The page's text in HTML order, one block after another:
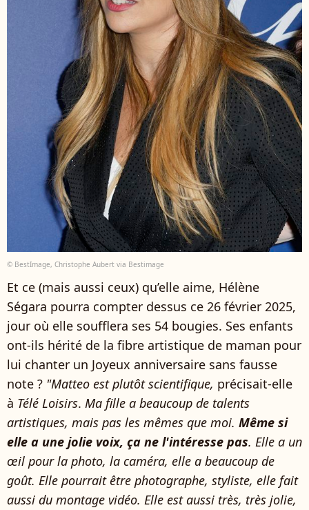
© BestImage, Christophe Aubert via Bestimage
Et ce (mais aussi ceux) qu’elle aime, Hélène
Ségara pourra compter dessus ce 26 février 2025,
jour où elle soufflera ses 54 bougies. Ses enfants
ont-ils hérité de la fibre artistique de maman pour
lui chanter un Joyeux anniversaire sans fausse
note ? "Matteo est plutôt scientifique, précisait-elle
à Télé Loisirs. Ma fille a beaucoup de talents
artistiques, mais pas les mêmes que moi. Même si
elle a une jolie voix, ça ne l'intéresse pas. Elle a un
œil pour la photo, la caméra, elle a beaucoup de
goût. Elle pourrait être photographe, styliste, elle fait
aussi du montage vidéo. Elle est aussi très, très jolie,